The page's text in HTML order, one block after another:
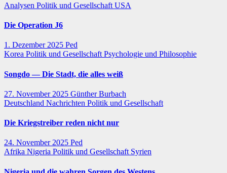
Analysen Politik und Gesellschaft USA
Die Operation J6
1. Dezember 2025 Ped
Korea Politik und Gesellschaft Psychologie und Philosophie
Songdo — Die Stadt, die alles weiß
27. November 2025 Günther Burbach
Deutschland Nachrichten Politik und Gesellschaft
Die Kriegstreiber reden nicht nur
24. November 2025 Ped
Afrika Nigeria Politik und Gesellschaft Syrien